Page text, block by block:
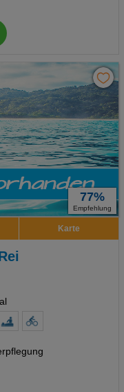
77%
Empfehlung
Karte